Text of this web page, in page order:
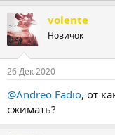
volente
Новичок
26 Дек 2020
@Andreo Fadio, от
сжимать?